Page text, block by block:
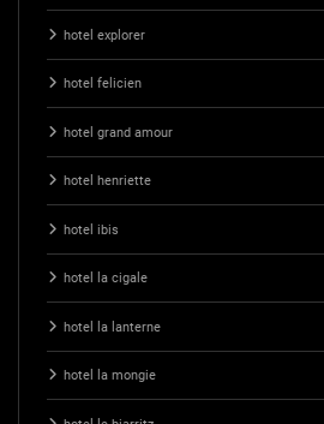
hotel explorer
hotel felicien
hotel grand amour
hotel henriette
hotel ibis
hotel la cigale
hotel la lanterne
hotel la mongie